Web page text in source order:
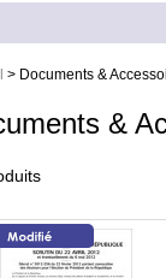
> Documents &
&